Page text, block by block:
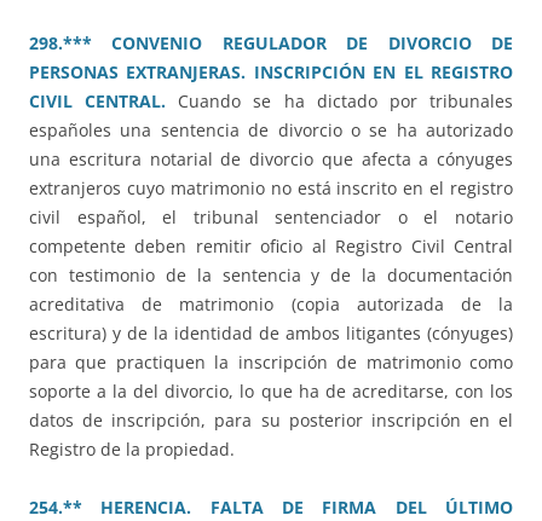
298.*** CONVENIO REGULADOR DE DIVORCIO DE
PERSONAS EXTRANJERAS. INSCRIPCIÓN EN EL REGISTRO
CIVIL CENTRAL. Cuando se ha dictado por tribunales
españoles una sentencia de divorcio o se ha autorizado
una escritura notarial de divorcio que afecta a cónyuges
extranjeros cuyo matrimonio no está inscrito en el registro
civil español, el tribunal sentenciador o el notario
competente deben remitir oficio al Registro Civil Central
con testimonio de la sentencia y de la documentación
acreditativa de matrimonio (copia autorizada de la
escritura) y de la identidad de ambos litigantes (cónyuges)
para que practiquen la inscripción de matrimonio como
soporte a la del divorcio, lo que ha de acreditarse, con los
datos de inscripción, para su posterior inscripción en el
Registro de la propiedad.
254.** HERENCIA. FALTA DE FIRMA DEL ÚLTIMO